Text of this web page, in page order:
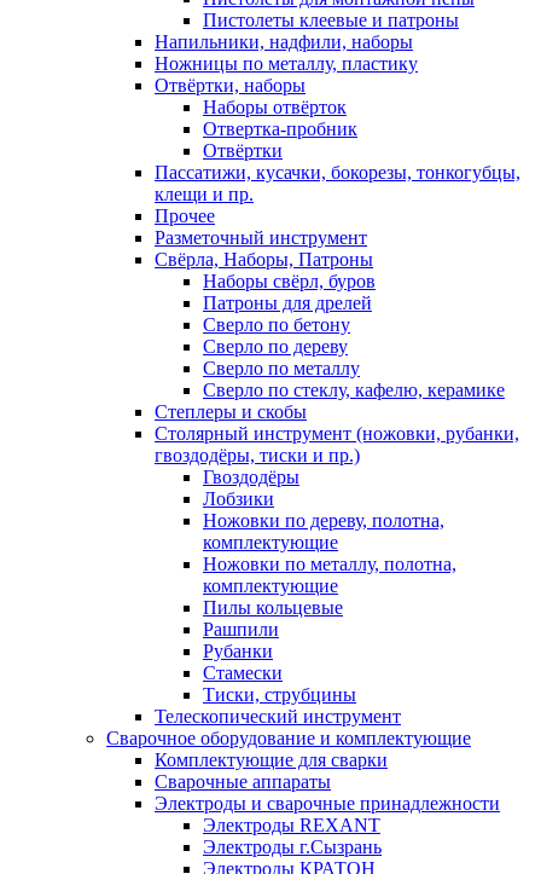
Пистолеты клеевые и патроны
Напильники, надфили, наборы
Ножницы по металлу, пластику
Отвёртки, наборы
Наборы отвёрток
Отвертка-пробник
Отвёртки
Пассатижи, кусачки, бокорезы, тонкогубцы,
клещи и пр.
Прочее
Разметочный инструмент
Свёрла, Наборы, Патроны
Наборы свёрл, буров
Патроны для дрелей
Сверло по бетону
Сверло по дереву
Сверло по металлу
Сверло по стеклу, кафелю, керамике
Степлеры и скобы
Столярный инструмент (ножовки, рубанки,
гвоздодёры, тиски и пр.)
Гвоздодёры
Лобзики
Ножовки по дереву, полотна,
комплектующие
Ножовки по металлу, полотна,
комплектующие
Пилы кольцевые
Рашпили
Рубанки
Стамески
Тиски, струбцины
Телескопический инструмент
Сварочное оборудование и комплектующие
Комплектующие для сварки
Сварочные аппараты
Электроды и сварочные принадлежности
Электроды REXANT
Электроды г.Сызрань
Электроды КРАТОН